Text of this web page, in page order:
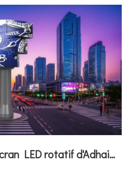
Pourquoi l'affichage d'écran LED rotatif d'Adhaiwell est tendance